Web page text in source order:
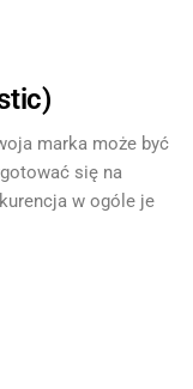
marka może być
się na
w ogóle je